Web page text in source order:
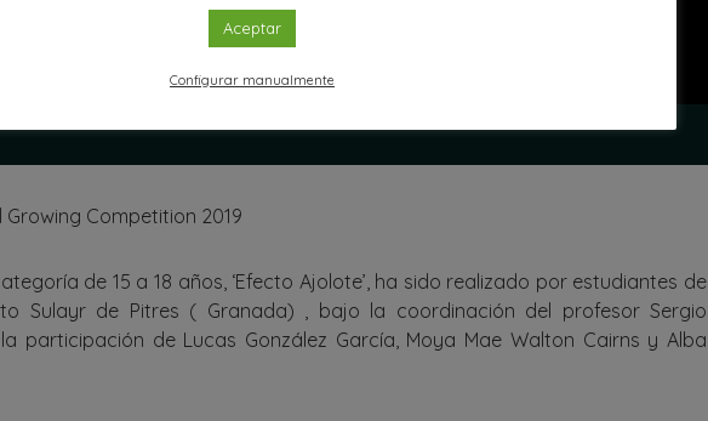
Competition 2019
de 15 a 18 años, ‘Efecto Ajolote’, ha sido realizado por estudiantes de
Sulayr de Pitres ( Granada) , bajo la coordinación del profesor Sergio
participación de Lucas González García, Moya Mae Walton Cairns y Alba
Aceptar
Configurar manualmente